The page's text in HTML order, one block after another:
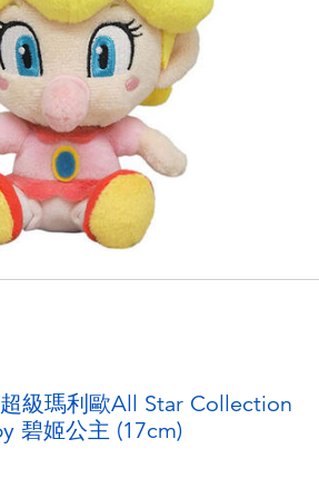
公仔
列
系列
夢
蛙
級瑪利歐All Star Collection
碧姬公主 (17cm)